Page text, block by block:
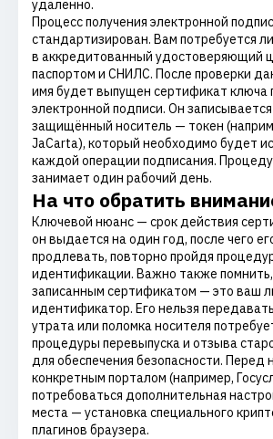
удалённо.
Процесс получения электронной
стандартизирован. Вам потребуется
в аккредитованный удостоверяющий
паспортом и СНИЛС. После проверки
имя будет выпущен сертификат ключа
электронной подписи. Он
защищённый носитель — токен
JaCarta), который необходимо будет
каждой операции подписания.
занимает один рабочий день.
На что обратить
Ключевой нюанс — срок действия
он выдается на один год, после чего
продлевать, повторно пройдя
идентификации. Важно также помнить,
записанным сертификатом — это ваш
идентификатор. Его нельзя
утрата или поломка носителя
процедуры перевыпуска и отзыва
для обеспечения безопасности. Перед
конкретным порталом (например,
потребоваться дополнительная
места — установка специального
плагинов браузера.